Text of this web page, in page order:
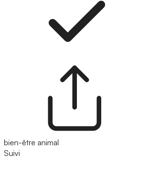
bien-être animal
Suivi